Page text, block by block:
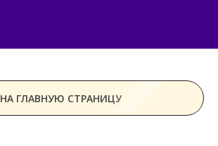
НА ГЛАВНУЮ СТРАНИЦУ